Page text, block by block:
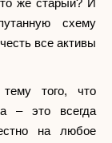
же старый? И
схему
все активы
того, что
– это всегда
на любое